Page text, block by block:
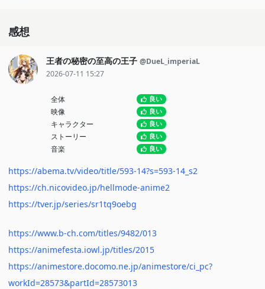
そして念願のパーティ結成＆ダンジョン攻略……etc.
しかしこの世界はどこまで行っても“ヘルモード”。
新たな舞台で元廃ゲーマーが行く、超高難易度異世界冒険譚の幕が
感想
王者の秘密の至高の王子 @DueL_imperiaL
2026-07-11 15:27
全体 良い
映像 良い
キャラクター 良い
ストーリー 良い
音楽 良い
https://abema.tv/video/title/593-14?s=593-14_s2
https://ch.nicovideo.jp/hellmode-anime2
https://tver.jp/series/sr1tq9oebg
https://www.b-ch.com/titles/9482/013
https://animefesta.iowl.jp/titles/2015
https://animestore.docomo.ne.jp/animestore/ci_pc?
workId=28573&partId=28573013